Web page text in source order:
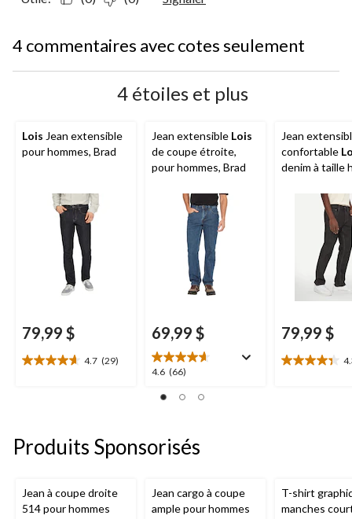
4 commentaires avec cotes seulement
4 étoiles et plus
Lois Jean extensible
pour hommes, Brad
79,99 $
4.7 (29)
4.7
évaluations
Jean extensible Lois
de coupe étroite,
pour hommes, Brad
69,99 $
4.6 (66)
4.6
sur
évaluations
Jean
confortable
denim à taille
79,99 $
4.3
Produits Sponsorisés
Jean à coupe droite
514 pour hommes
Jean cargo à coupe
ample pour hommes
T-shirt
manches